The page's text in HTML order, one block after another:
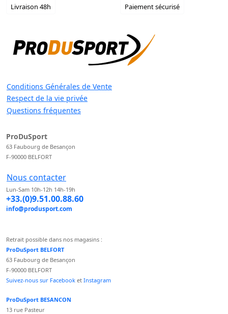
Livraison 48h Paiement sécurisé
Conditions Générales de Vente
Respect de la vie privée
Questions fréquentes
ProDuSport
63 Faubourg de Besançon
F-90000 BELFORT
Nous contacter
Lun-Sam 10h-12h 14h-19h
+33.(0)9.51.00.88.60
info@produsport.com
Retrait possible dans nos magasins :
ProDuSport BELFORT
63 Faubourg de Besançon
F-90000 BELFORT
Suivez-nous sur Facebook et Instagram
ProDuSport BESANCON
13 rue Pasteur